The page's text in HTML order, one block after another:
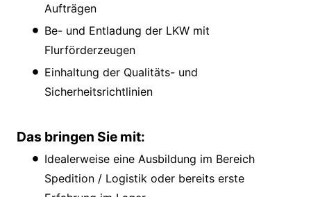
Aufträgen
Be- und Entladung der LKW mit
Flurförderzeugen
Einhaltung der Qualitäts- und
Sicherheitsrichtlinien
Das bringen Sie mit:
Idealerweise eine Ausbildung im Bereich
Spedition / Logistik oder bereits erste